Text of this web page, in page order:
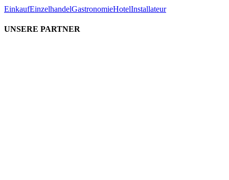
EinkaufEinzelhandelGastronomieHotelInstallateur
UNSERE PARTNER